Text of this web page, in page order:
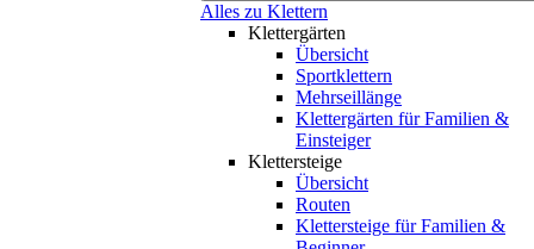
Alles zu Klettern
Klettergärten
Übersicht
Sportklettern
Mehrseillänge
Klettergärten für Familien &
Einsteiger
Klettersteige
Übersicht
Routen
Klettersteige für Familien &